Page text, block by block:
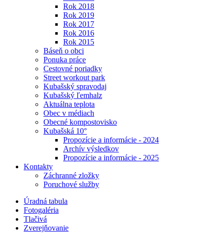
Rok 2018
Rok 2019
Rok 2017
Rok 2016
Rok 2015
Báseň o obci
Ponuka práce
Cestovné poriadky
Street workout park
Kubašský spravodaj
Kubašský ľemhalz
Aktuálna teplota
Obec v médiach
Obecné kompostovisko
Kubašská 10°
Propozície a informácie - 2024
Archív výsledkov
Propozície a informácie - 2025
Kontakty
Záchranné zložky
Poruchové služby
Úradná tabula
Fotogaléria
Tlačivá
Zverejňovanie